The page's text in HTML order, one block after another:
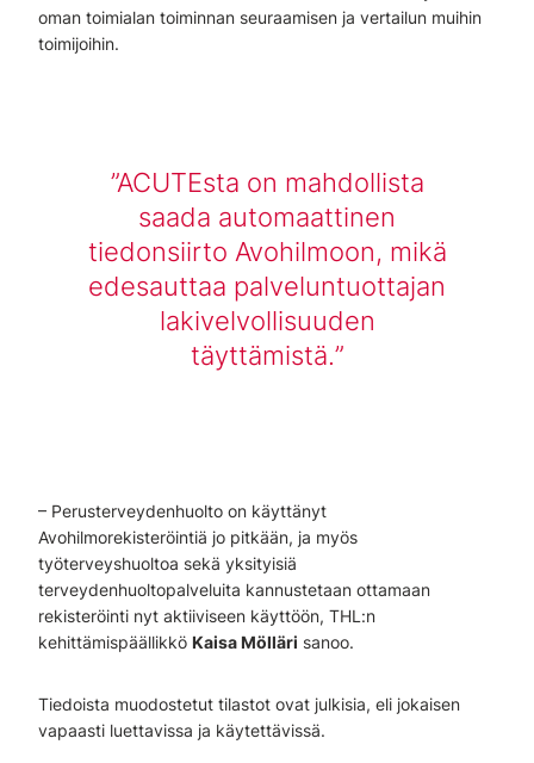
oman toimialan toiminnan seuraamisen ja vertailun muihin
toimijoihin.
ACUTEsta on mahdollista
saada automaattinen
tiedonsiirto Avohilmoon, mikä
edesauttaa palveluntuottajan
lakivelvollisuuden
täyttämistä.
– Perusterveydenhuolto on käyttänyt
Avohilmorekisteröintiä jo pitkään, ja myös
työterveyshuoltoa sekä yksityisiä
terveydenhuoltopalveluita kannustetaan ottamaan
rekisteröinti nyt aktiiviseen käyttöön, THL:n
kehittämispäällikkö Kaisa Mölläri sanoo.
Tiedoista muodostetut tilastot ovat julkisia, eli jokaisen
vapaasti luettavissa ja käytettävissä.